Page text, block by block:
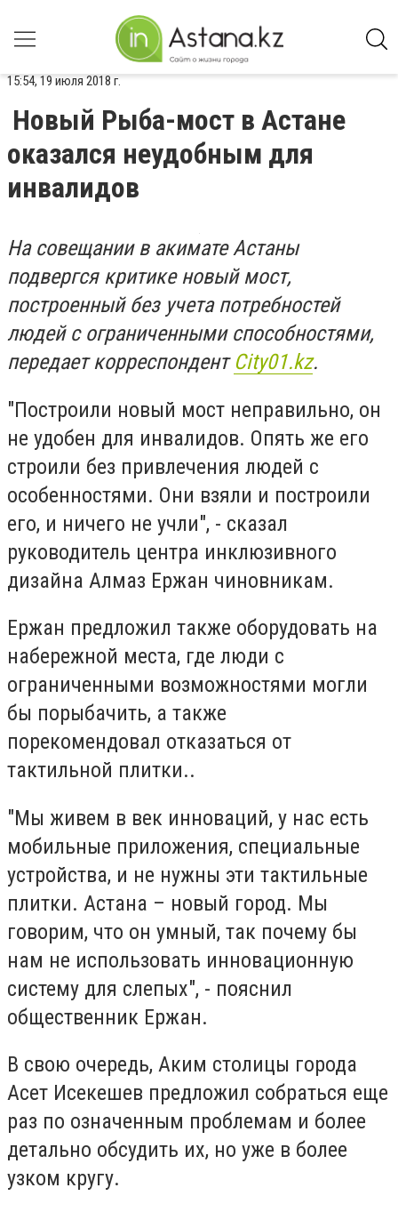
15:54, 19 июля 2018 г.
Новый Рыба-мост в Астане
оказался неудобным для
инвалидов
На совещании в акимате Астаны
подвергся критике новый мост,
построенный без учета потребностей
людей с ограниченными способностями,
передает корреспондентCity01.kz.
"Построили новый мост неправильно, он
не удобен для инвалидов. Опять же его
строили без привлечения людей с
особенностями. Они взяли и построили
его, и ничего не учли", - сказал
руководитель центра инклюзивного
дизайна Алмаз Ержан чиновникам.
Ержан предложил также оборудовать на
набережной места, где люди с
ограниченными возможностями могли
бы порыбачить, а также
порекомендовал отказаться от
тактильной плитки..
"Мы живем в век инноваций, у нас есть
мобильные приложения, специальные
устройства, и не нужны эти тактильные
плитки. Астана – новый город. Мы
говорим, что он умный, так почему бы
нам не использовать инновационную
систему для слепых", - пояснил
общественник Ержан.
В свою очередь, Аким столицы города
Асет Исекешев предложил собраться еще
раз по означенным проблемам и более
детально обсудить их, но уже в более
узком кругу.